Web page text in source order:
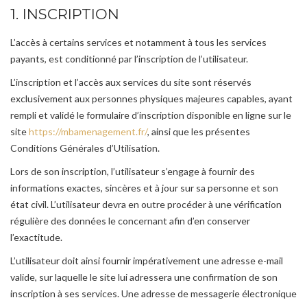
1. INSCRIPTION
L’accès à certains services et notamment à tous les services
payants, est conditionné par l’inscription de l’utilisateur.
L’inscription et l’accès aux services du site sont réservés
exclusivement aux personnes physiques majeures capables, ayant
rempli et validé le formulaire d’inscription disponible en ligne sur le
sitehttps://mbamenagement.fr/, ainsi que les présentes
Conditions Générales d’Utilisation.
Lors de son inscription, l’utilisateur s’engage à fournir des
informations exactes, sincères et à jour sur sa personne et son
état civil. L’utilisateur devra en outre procéder à une vérification
régulière des données le concernant afin d’en conserver
l’exactitude.
L’utilisateur doit ainsi fournir impérativement une adresse e-mail
valide, sur laquelle le site lui adressera une confirmation de son
inscription à ses services. Une adresse de messagerie électronique